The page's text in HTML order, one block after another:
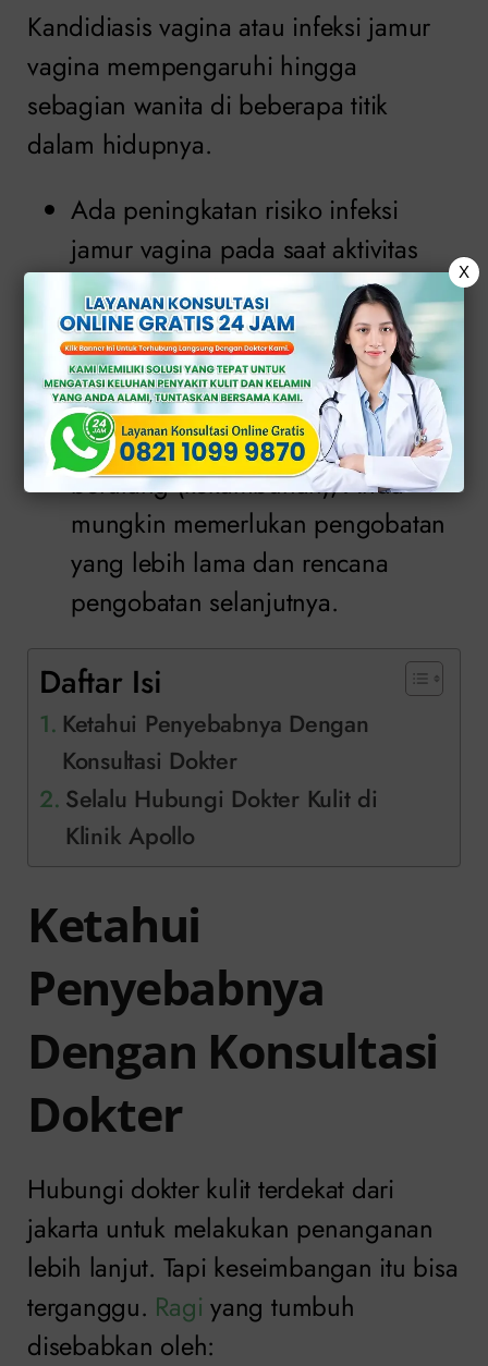
Kandidiasis vagina atau infeksi jamur
vagina mempengaruhi hingga
sebagian wanita di beberapa titik
dalam hidupnya.
Ada peningkatan risiko infeksi
jamur vagina pada saat aktivitas
seksual reguler pertama. Ada juga
beberapa bukti bahwa infeksi dapat
dikaitkan dengan kontak mulut ke
kelamin (oral ke genital ke sex).
Jika Anda mengalami infeksi jamur
berulang (kekambuhan), Anda
mungkin memerlukan pengobatan
yang lebih lama dan rencana
pengobatan selanjutnya.
Daftar Isi
Ketahui Penyebabnya Dengan
Konsultasi Dokter
Selalu Hubungi Dokter Kulit di
Klinik Apollo
Ketahui
Penyebabnya
Dengan Konsultasi
Dokter
Hubungi dokter kulit terdekat dari
jakarta untuk melakukan penanganan
lebih lanjut. Tapi keseimbangan itu bisa
terganggu. Ragi yang tumbuh
disebabkan oleh:
X